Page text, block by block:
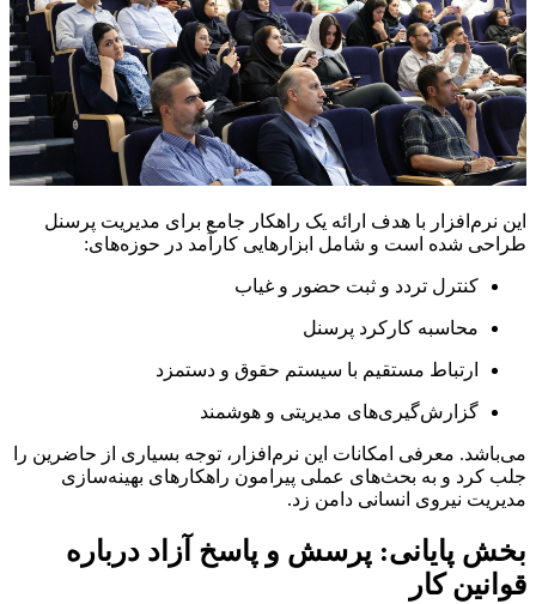
این نرم‌افزار با هدف ارائه یک راهکار جامع برای مدیریت پرسنل
طراحی شده است و شامل ابزارهایی کارآمد در حوزه‌های:
کنترل تردد و ثبت حضور و غیاب
محاسبه کارکرد پرسنل
ارتباط مستقیم با سیستم حقوق و دستمزد
گزارش‌گیری‌های مدیریتی و هوشمند
می‌باشد. معرفی امکانات این نرم‌افزار، توجه بسیاری از حاضرین را
جلب کرد و به بحث‌های عملی پیرامون راهکارهای بهینه‌سازی
مدیریت نیروی انسانی دامن زد.
بخش پایانی: پرسش و پاسخ آزاد درباره
قوانین کار